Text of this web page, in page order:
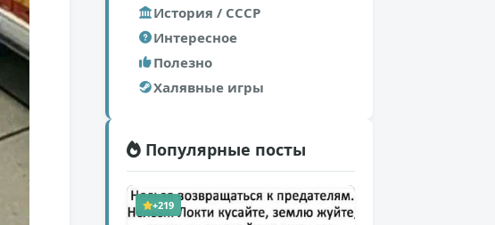
История / СССР
Интересное
Полезно
Халявные игры
Популярные посты
+219